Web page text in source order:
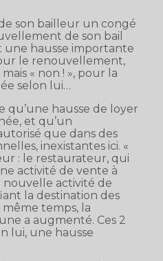
son bailleur un congé
de son bail
hausse importante
le renouvellement,
« non ! », pour la
selon lui…
qu’une hausse de loyer
et qu’un
que dans des
inexistantes ici. «
: le restaurateur, qui
activité de vente à
activité de
la destination des
temps, la
a augmenté. Ces 2
lui, une hausse